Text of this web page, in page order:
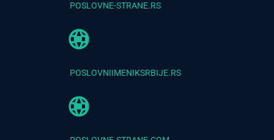
POSLOVNE-STRANE.RS
POSLOVNIIMENIKSRBIJE.RS